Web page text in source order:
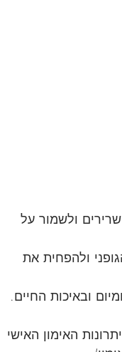
ולשמור על
ולהפחית את
ובאיכות החיים.
האימון האישי